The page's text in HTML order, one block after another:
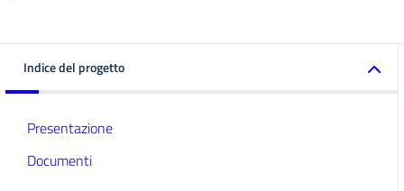
Indice del progetto
Presentazione
Documenti